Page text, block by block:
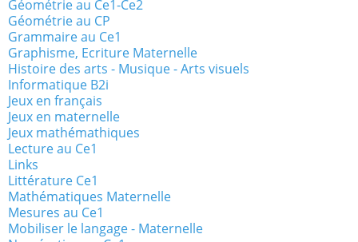
Géométrie au Ce1-Ce2
Géométrie au CP
Grammaire au Ce1
Graphisme, Ecriture Maternelle
Histoire des arts - Musique - Arts visuels
Informatique B2i
Jeux en français
Jeux en maternelle
Jeux mathémathiques
Lecture au Ce1
Links
Littérature Ce1
Mathématiques Maternelle
Mesures au Ce1
Mobiliser le langage - Maternelle